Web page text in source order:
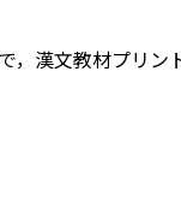
漢文教材プリン